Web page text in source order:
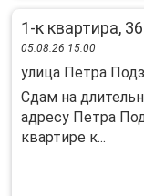
1-к квартира,
05.08.26 15:00
улица Петра
Сдам на
адресу Петра
квартире к...